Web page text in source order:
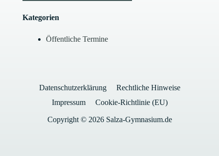
Kategorien
Öffentliche Termine
Datenschutzerklärung
Rechtliche Hinweise
Impressum
Cookie-Richtlinie (EU)
Copyright © 2026 Salza-Gymnasium.de